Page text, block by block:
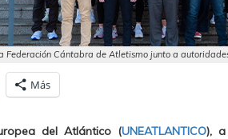
Federación Cántabra de Atletismo junto a
Más
del Atlántico (UNEATLANTICO), a